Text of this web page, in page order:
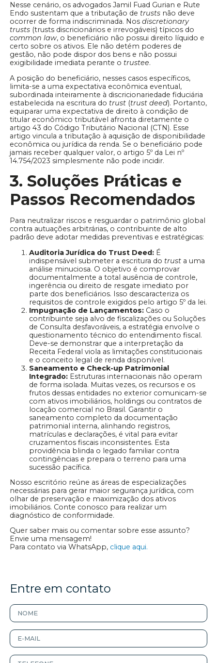
Nesse cenário, os advogados Jamil Fuad Gurian e Rute
Endo sustentam que a tributação de trusts não deve
ocorrer de forma indiscriminada. Nos discretionary
trusts (trusts discricionários e irrevogáveis) típicos do
common law, o beneficiário não possui direito líquido e
certo sobre os ativos. Ele não detém poderes de
gestão, não pode dispor dos bens e não possui
exigibilidade imediata perante o trustee.
A posição do beneficiário, nesses casos específicos,
limita-se a uma expectativa econômica eventual,
subordinada inteiramente à discricionariedade fiduciária
estabelecida na escritura do trust (trust deed). Portanto,
equiparar uma expectativa de direito à condição de
titular econômico tributável afronta diretamente o
artigo 43 do Código Tributário Nacional (CTN). Esse
artigo vincula a tributação à aquisição de disponibilidade
econômica ou jurídica da renda. Se o beneficiário pode
jamais receber qualquer valor, o artigo 5º da Lei nº
14.754/2023 simplesmente não pode incidir.
3. Soluções Práticas e
Passos Recomendados
Para neutralizar riscos e resguardar o patrimônio global
contra autuações arbitrárias, o contribuinte de alto
padrão deve adotar medidas preventivas e estratégicas:
Auditoria Jurídica do Trust Deed: É
indispensável submeter a escritura do trust a uma
análise minuciosa. O objetivo é comprovar
documentalmente a total ausência de controle,
ingerência ou direito de resgate imediato por
parte dos beneficiários. Isso descaracteriza os
requisitos de controle exigidos pelo artigo 5º da lei.
Impugnação de Lançamentos: Caso o
contribuinte seja alvo de fiscalizações ou Soluções
de Consulta desfavoráveis, a estratégia envolve o
questionamento técnico do entendimento fiscal.
Deve-se demonstrar que a interpretação da
Receita Federal viola as limitações constitucionais
e o conceito legal de renda disponível.
Saneamento e Check-up Patrimonial
Integrado: Estruturas internacionais não operam
de forma isolada. Muitas vezes, os recursos e os
frutos dessas entidades no exterior comunicam-se
com ativos imobiliários, holdings ou contratos de
locação comercial no Brasil. Garantir o
saneamento completo da documentação
patrimonial interna, alinhando registros,
matrículas e declarações, é vital para evitar
cruzamentos fiscais inconsistentes. Esta
providência blinda o legado familiar contra
contingências e prepara o terreno para uma
sucessão pacífica.
Nosso escritório reúne as áreas de especializações
necessárias para gerar maior segurança jurídica, com
olhar de preservação e maximização dos ativos
imobiliários. Conte conosco para realizar um
diagnóstico de conformidade.
Quer saber mais ou comentar sobre esse assunto?
Envie uma mensagem!
Para contato via WhatsApp, clique aqui.
Entre em contato